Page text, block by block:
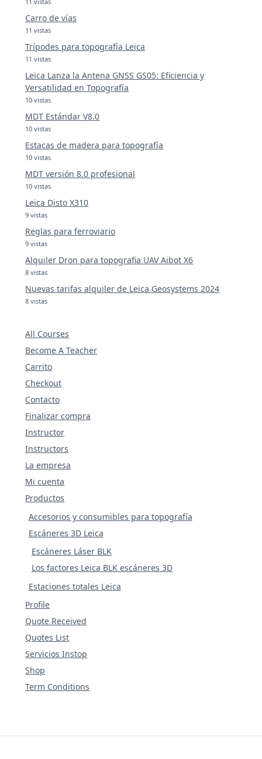
Carro de vías
11 vistas
Trípodes para topografía Leica
11 vistas
Leica Lanza la Antena GNSS GS05: Eficiencia y
Versatilidad en Topografía
10 vistas
MDT Estándar V8.0
10 vistas
Estacas de madera para topografía
10 vistas
MDT versión 8.0 profesional
10 vistas
Leica Disto X310
9 vistas
Reglas para ferroviario
9 vistas
Alquiler Dron para topografia UAV Aibot X6
8 vistas
Nuevas tarifas alquiler de Leica Geosystems 2024
8 vistas
All Courses
Become A Teacher
Carrito
Checkout
Contacto
Finalizar compra
Instructor
Instructors
La empresa
Mi cuenta
Productos
Accesorios y consumibles para topografía
Escáneres 3D Leica
Escáneres Láser BLK
Los factores Leica BLK escáneres 3D
Estaciones totales Leica
Profile
Quote Received
Quotes List
Servicios Instop
Shop
Term Conditions